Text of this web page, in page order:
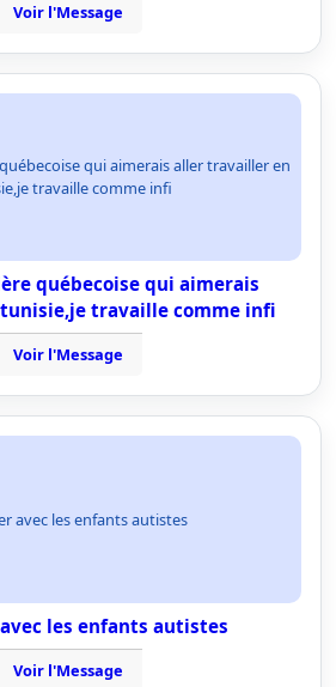
Voir l'Message
qui aimerais aller travailler en
travaille comme infi
québecoise qui aimerais
travaille comme infi
Voir l'Message
avec les enfants autistes
les enfants autistes
Voir l'Message